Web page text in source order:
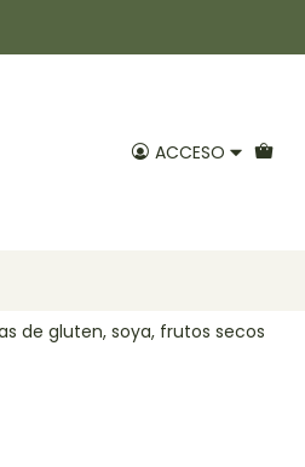
ACCESO
de gluten, soya, frutos secos